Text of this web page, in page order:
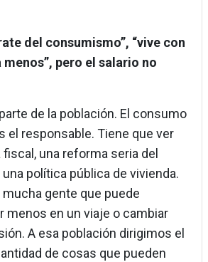
del consumismo”, “vive con
pero el salario no
de la población. El consumo
el responsable. Tiene que ver
una reforma seria del
política pública de vivienda.
mucha gente que puede
menos en un viaje o cambiar
A esa población dirigimos el
de cosas que pueden